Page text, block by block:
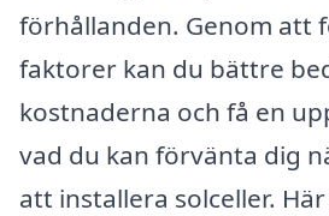
förhållanden. Genom att
faktorer kan du bättre
kostnaderna och få en
vad du kan förvänta dig
att installera solceller.